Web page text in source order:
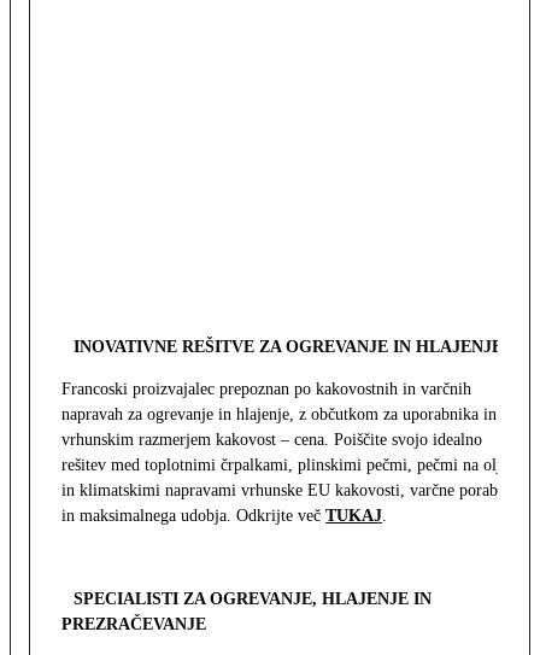
INOVATIVNE REŠITVE ZA OGREVANJE IN HLAJENJE
Francoski proizvajalec prepoznan po kakovostnih in varčnih
napravah za ogrevanje in hlajenje, z občutkom za uporabnika in z
vrhunskim razmerjem kakovost – cena. Poiščite svojo idealno
rešitev med toplotnimi črpalkami, plinskimi pečmi, pečmi na olje
in klimatskimi napravami vrhunske EU kakovosti, varčne porabe
in maksimalnega udobja. Odkrijte več TUKAJ
SPECIALISTI ZA OGREVANJE, HLAJENJE IN
PREZRAČEVANJE